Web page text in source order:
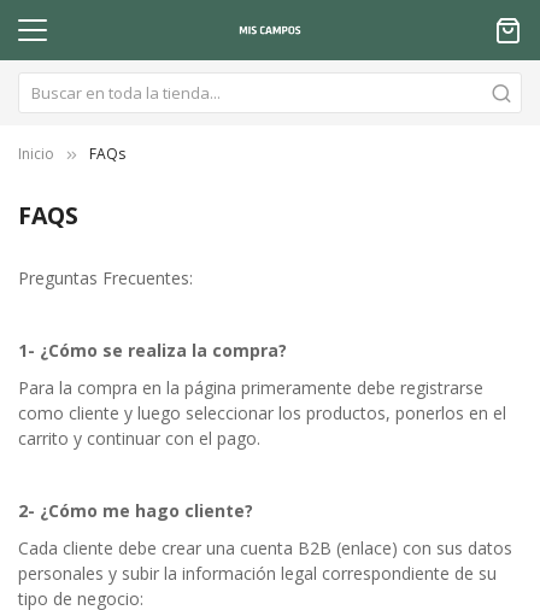
Inicio FAQs
FAQS
Preguntas Frecuentes:
1- ¿Cómo se realiza la compra?
Para la compra en la página primeramente debe registrarse
como cliente y luego seleccionar los productos, ponerlos en el
carrito y continuar con el pago.
2- ¿Cómo me hago cliente?
Cada cliente debe crear una cuenta B2B (enlace) con sus datos
personales y subir la información legal correspondiente de su
tipo de negocio: